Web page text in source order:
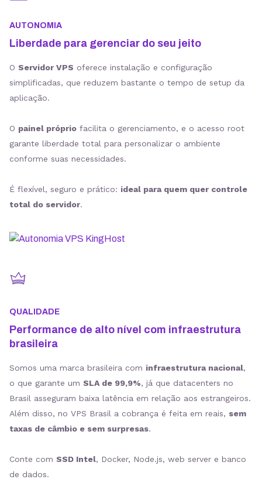
AUTONOMIA
Liberdade para gerenciar do seu jeito
O Servidor VPS oferece instalação e configuração
simplificadas, que reduzem bastante o tempo de setup da
aplicação.
O painel próprio facilita o gerenciamento, e o acesso root
garante liberdade total para personalizar o ambiente
conforme suas necessidades.
É flexível, seguro e prático: ideal para quem quer controle
total do servidor.
QUALIDADE
Performance de alto nível com infraestrutura
brasileira
Somos uma marca brasileira com infraestrutura nacional,
o que garante um SLA de 99,9%, já que datacenters no
Brasil asseguram baixa latência em relação aos estrangeiros.
Além disso, no VPS Brasil a cobrança é feita em reais, sem
taxas de câmbio e sem surpresas.
Conte com SSD Intel, Docker, Node.js, web server e banco
de dados.